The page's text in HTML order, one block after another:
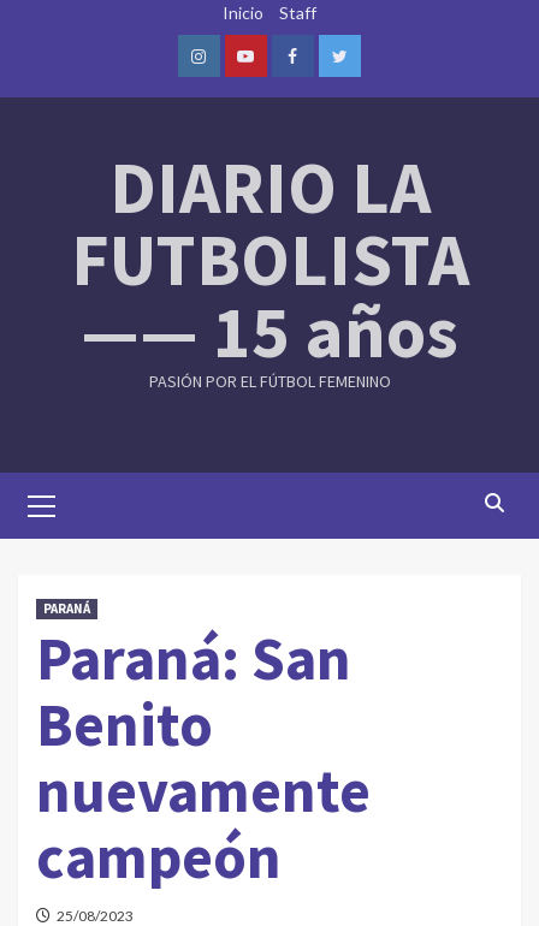
Inicio Staff
InstagramYoutubeFacebookTwitter
DIARIO LA
FUTBOLISTA
—— 15 años
PASIÓN POR EL FÚTBOL FEMENINO
Menu
PARANÁ
Paraná: San
Benito
nuevamente
campeón
25/08/2023